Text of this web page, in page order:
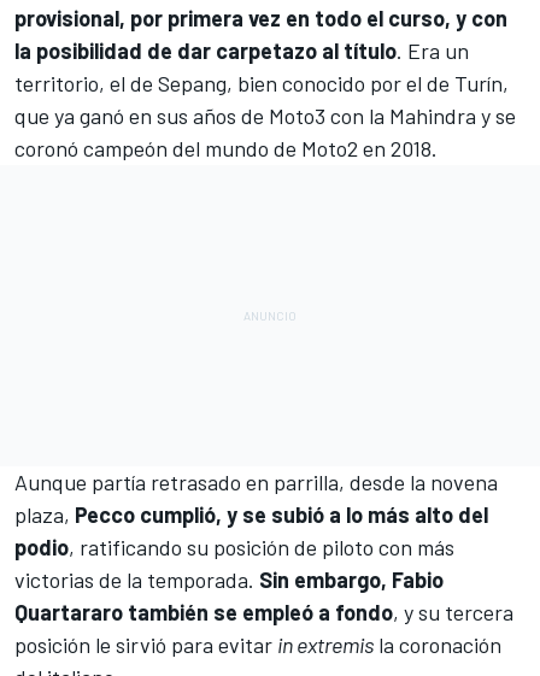
provisional, por primera vez en todo el curso, y con
la posibilidad de dar carpetazo al título. Era un
territorio, el de Sepang, bien conocido por el de Turín,
que ya ganó en sus años de Moto3 con la Mahindra y se
coronó campeón del mundo de Moto2 en 2018.
Aunque partía retrasado en parrilla, desde la novena
plaza, Pecco cumplió, y se subió a lo más alto del
podio, ratificando su posición de piloto con más
victorias de la temporada. Sin embargo, Fabio
Quartararo también se empleó a fondo, y su tercera
posición le sirvió para evitar in extremis la coronación